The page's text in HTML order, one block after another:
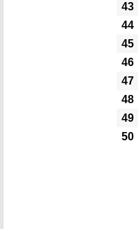
43
44
45
46
47
48
49
50